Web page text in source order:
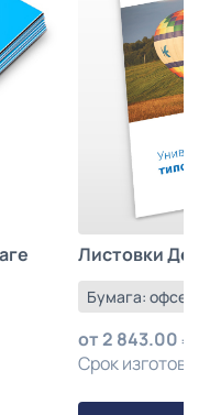
Листовки
Бумага:
от2 843.00
Срок